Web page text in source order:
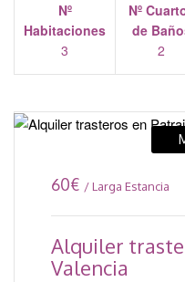
Nº
Habitaciones
3
Nº
de
2
60€ / Larga Estancia
Alquiler
Valencia